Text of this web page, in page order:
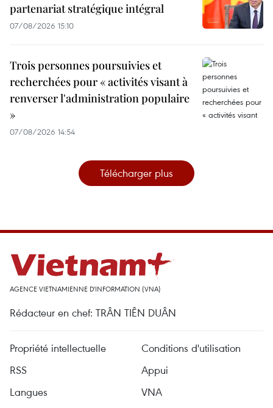
partenariat stratégique intégral
07/08/2026 15:10
Trois personnes poursuivies et
recherchées pour « activités visant à
renverser l'administration populaire
»
07/08/2026 14:54
Télécharger plus
AGENCE VIETNAMIENNE D'INFORMATION (VNA)
Rédacteur en chef: TRÂN TIÊN DUÂN
Propriété intellectuelle
Conditions d'utilisation
RSS
Appui
Langues
VNA